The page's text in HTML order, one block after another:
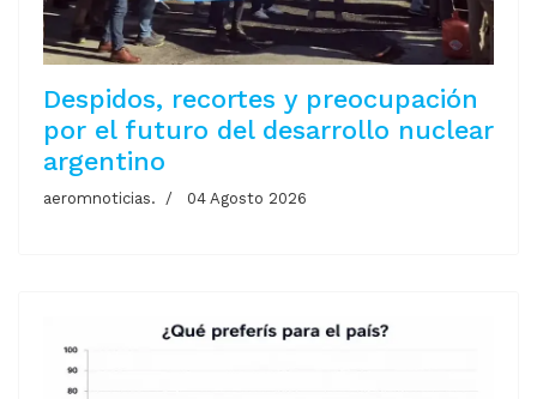
Despidos, recortes y preocupación
por el futuro del desarrollo nuclear
argentino
aeromnoticias. 04 Agosto 2026